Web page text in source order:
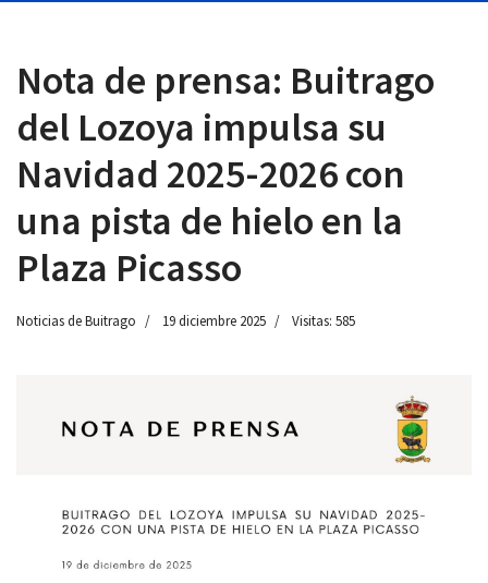
Nota de prensa: Buitrago
del Lozoya impulsa su
Navidad 2025-2026 con
una pista de hielo en la
Plaza Picasso
Noticias de Buitrago 19 diciembre 2025 Visitas: 585